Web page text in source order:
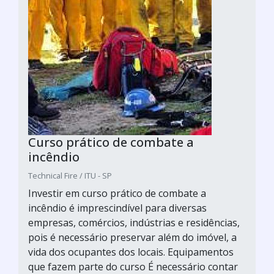
Curso prático de combate a
incêndio
Technical Fire / ITU - SP
Investir em curso prático de combate a
incêndio é imprescindível para diversas
empresas, comércios, indústrias e residências,
pois é necessário preservar além do imóvel, a
vida dos ocupantes dos locais. Equipamentos
que fazem parte do curso É necessário contar